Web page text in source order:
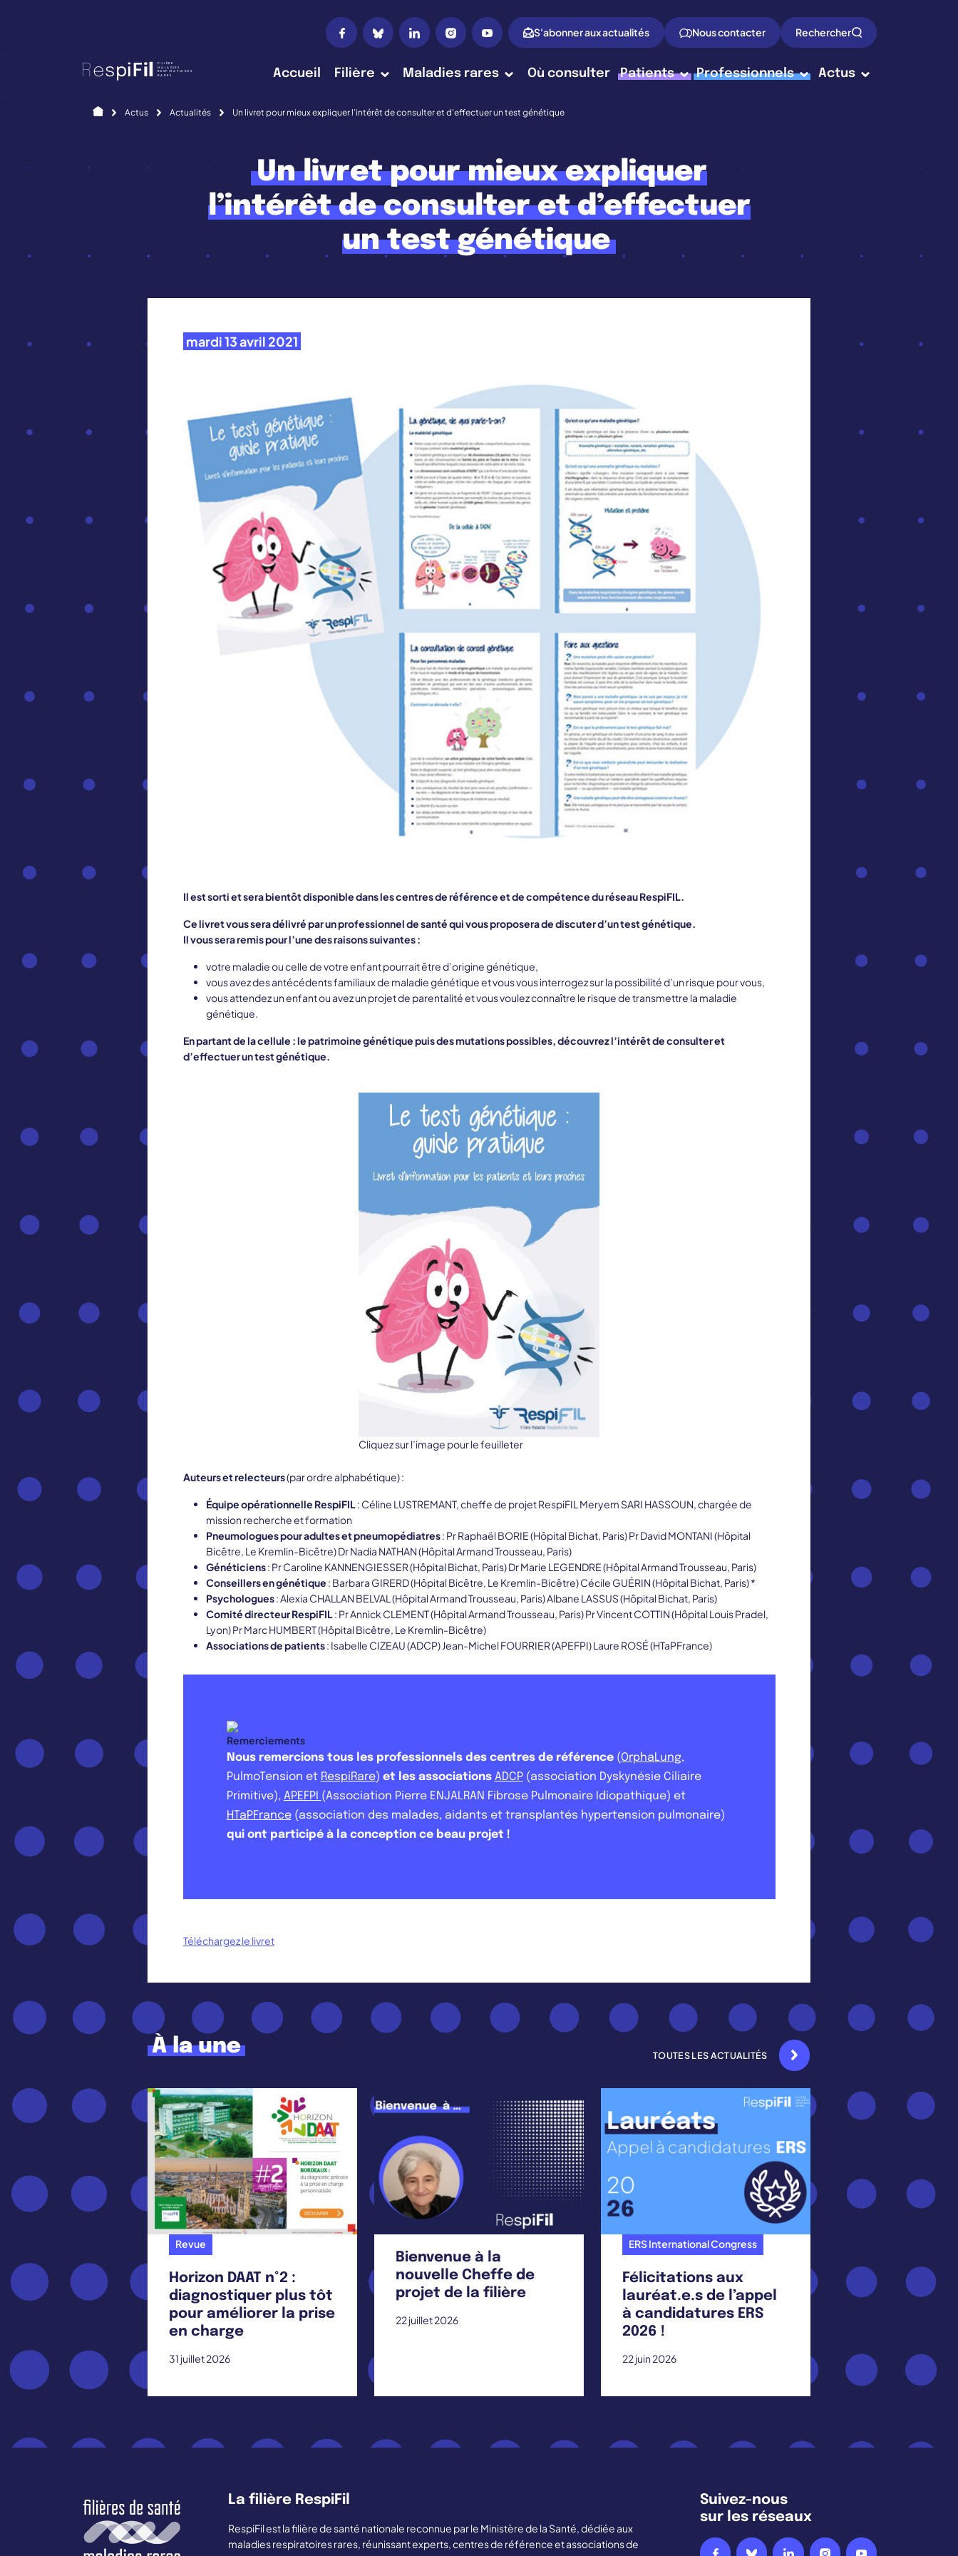
S'abonner aux actualités Nous contacter Rechercher
Respi Fi FILIÈRE
MALADIES
RESPIRATOIRES
RARES Accueil Filière Maladies rares Où consulter Patients Professionnels Actus
AccueilActus Actualités Un livret pour mieux expliquer l’intérêt de consulter et d’effectuer un test génétique
Un livret pour mieux expliquer
l’intérêt de consulter et d’effectuer
un test génétique
mardi 13 avril 2021
Il est sorti et sera bientôt disponible dans les centres de référence et de compétence du réseau RespiFIL.
Ce livret vous sera délivré par un professionnel de santé qui vous proposera de discuter d’un test génétique.
Il vous sera remis pour l’une des raisons suivantes :
votre maladie ou celle de votre enfant pourrait être d’origine génétique,
vous avez des antécédents familiaux de maladie génétique et vous vous interrogez sur la possibilité d’un risque pour vous,
vous attendez un enfant ou avez un projet de parentalité et vous voulez connaître le risque de transmettre la maladie
génétique.
En partant de la cellule : le patrimoine génétique puis des mutations possibles, découvrez l’intérêt de consulter et
d’effectuer un test génétique.
Cliquez sur l’image pour le feuilleter
Auteurs et relecteurs(par ordre alphabétique) :
Équipe opérationnelle RespiFIL: Céline LUSTREMANT, cheffe de projet RespiFIL Meryem SARI HASSOUN, chargée de
mission recherche et formation
Pneumologues pour adultes et pneumopédiatres: Pr Raphaël BORIE (Hôpital Bichat, Paris) Pr David MONTANI (Hôpital
Bicêtre, Le Kremlin-Bicêtre) Dr Nadia NATHAN (Hôpital Armand Trousseau, Paris)
Généticiens: Pr Caroline KANNENGIESSER (Hôpital Bichat, Paris) Dr Marie LEGENDRE (Hôpital Armand Trousseau, Paris)
Conseillers en génétique : Barbara GIRERD (Hôpital Bicêtre, Le Kremlin-Bicêtre) Cécile GUÉRIN (Hôpital Bichat, Paris) *
Psychologues: Alexia CHALLAN BELVAL (Hôpital Armand Trousseau, Paris) Albane LASSUS (Hôpital Bichat, Paris)
Comité directeur RespiFIL: Pr Annick CLEMENT (Hôpital Armand Trousseau, Paris) Pr Vincent COTTIN (Hôpital Louis Pradel,
Lyon) Pr Marc HUMBERT (Hôpital Bicêtre, Le Kremlin-Bicêtre)
Associations de patients: Isabelle CIZEAU (ADCP) Jean-Michel FOURRIER (APEFPI) Laure ROSÉ (HTaPFrance)
Remerciements
Nous remercions tous les professionnels des centres de référence (OrphaLung,
PulmoTension et RespiRare) et les associations ADCP(association Dyskynésie Ciliaire
Primitive), APEFPI (Association Pierre ENJALRAN Fibrose Pulmonaire Idiopathique) et
HTaPFrance(association des malades, aidants et transplantés hypertension pulmonaire)
qui ont participé à la conception ce beau projet !
Téléchargez le livret
À la une TOUTES LES ACTUALITÉS
Revue
Horizon DAAT n°2 :
diagnostiquer plus tôt
pour améliorer la prise
en charge
31 juillet 2026
Bienvenue à la
nouvelle Cheffe de
projet de la filière
22 juillet 2026
ERS International Congress
Félicitations aux
lauréat.e.s de l’appel
à candidatures ERS
2026 !
22 juin 2026
La filière RespiFil
RespiFil est la filière de santé nationale reconnue par le Ministère de la Santé, dédiée aux
maladies respiratoires rares, réunissant experts, centres de référence et associations de
Suivez-nous
sur les réseaux